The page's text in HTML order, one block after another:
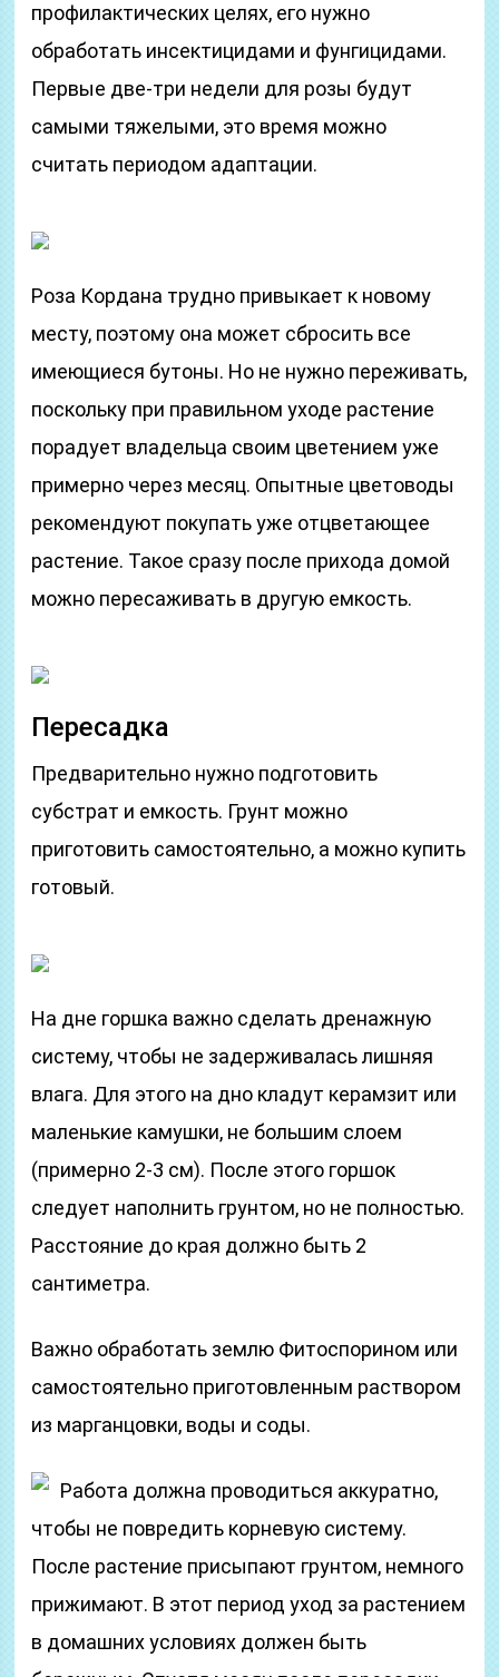
профилактических целях, его нужно
обработать инсектицидами и фунгицидами.
Первые две-три недели для розы будут
самыми тяжелыми, это время можно
считать периодом адаптации.
Роза Кордана трудно привыкает к новому
месту, поэтому она может сбросить все
имеющиеся бутоны. Но не нужно переживать,
поскольку при правильном уходе растение
порадует владельца своим цветением уже
примерно через месяц. Опытные цветоводы
рекомендуют покупать уже отцветающее
растение. Такое сразу после прихода домой
можно пересаживать в другую емкость.
Пересадка
Предварительно нужно подготовить
субстрат и емкость. Грунт можно
приготовить самостоятельно, а можно купить
готовый.
На дне горшка важно сделать дренажную
систему, чтобы не задерживалась лишняя
влага. Для этого на дно кладут керамзит или
маленькие камушки, не большим слоем
(примерно 2-3 см). После этого горшок
следует наполнить грунтом, но не полностью.
Расстояние до края должно быть 2
сантиметра.
Важно обработать землю Фитоспорином или
самостоятельно приготовленным раствором
из марганцовки, воды и соды.
Работа должна проводиться аккуратно,
чтобы не повредить корневую систему.
После растение присыпают грунтом, немного
прижимают. В этот период уход за растением
в домашних условиях должен быть